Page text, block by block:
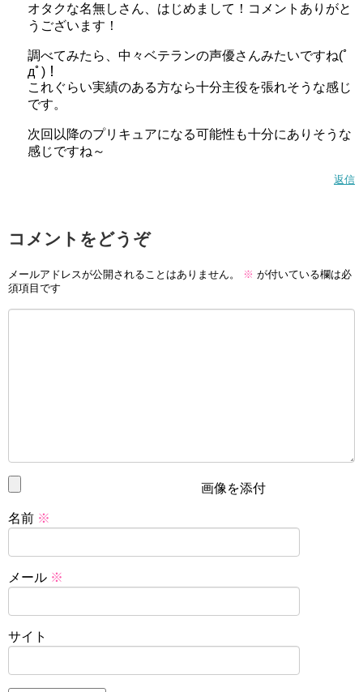
オタクな名無しさん、はじめまして！コメントありがと
うございます！
調べてみたら、中々ベテランの声優さんみたいですね(ﾟ
дﾟ)！
これぐらい実績のある方なら十分主役を張れそうな感じ
です。
次回以降のプリキュアになる可能性も十分にありそうな
感じですね～
返信
コメントをどうぞ
メールアドレスが公開されることはありません。 ※ が付いている欄は必
須項目です
画像を添付
名前 ※
メール ※
サイト